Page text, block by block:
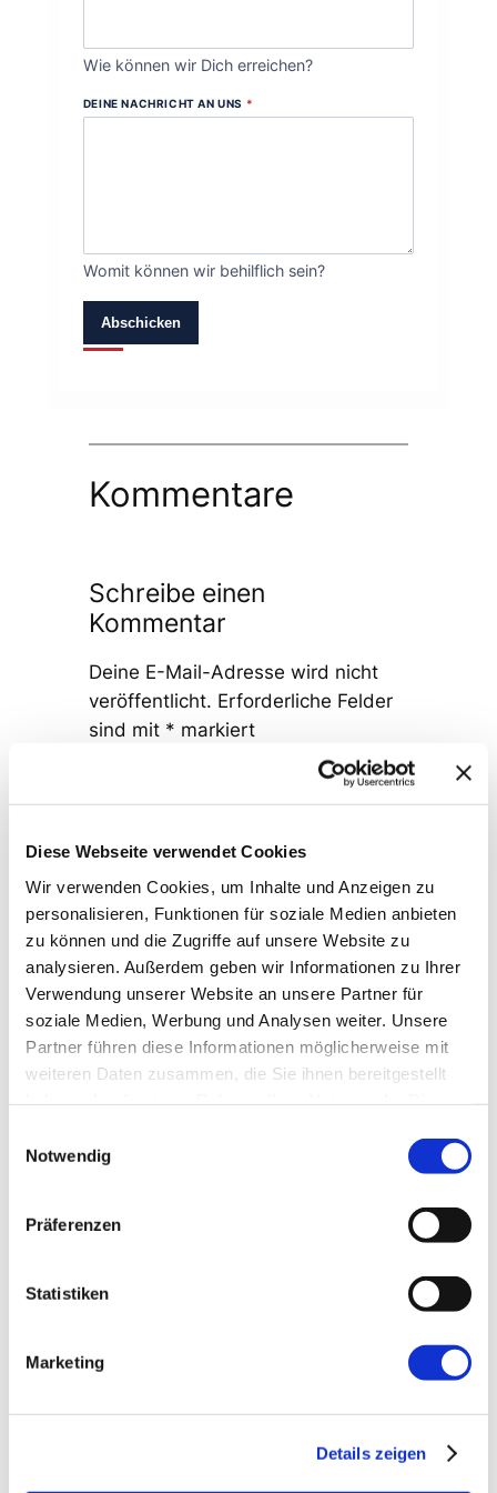
Diese Webseite verwendet Cookies
Wir verwenden Cookies, um Inhalte und Anzeigen zu
personalisieren, Funktionen für soziale Medien anbieten
zu können und die Zugriffe auf unsere Website zu
analysieren. Außerdem geben wir Informationen zu Ihrer
Verwendung unserer Website an unsere Partner für
soziale Medien, Werbung und Analysen weiter. Unsere
Partner führen diese Informationen möglicherweise mit
weiteren Daten zusammen, die Sie ihnen bereitgestellt
Notwendig
Präferenzen
Statistiken
Marketing
Details zeigen
Wie können wir Dich erreichen?
DEINE NACHRICHT AN UNS *
Womit können wir behilflich sein?
Abschicken
Kommentare
Schreibe einen
Kommentar
Deine E-Mail-Adresse wird nicht
veröffentlicht. Erforderliche Felder
sind mit * markiert
Name*
E-Mail-Adresse*